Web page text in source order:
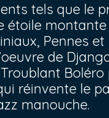
tels que le
étoile montante
Pennes
de
réinvente le
manouche.